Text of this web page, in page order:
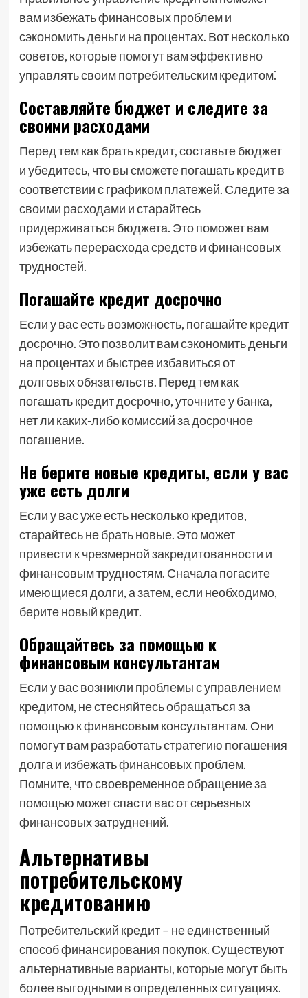
вам избежать финансовых проблем и
сэкономить деньги на процентах. Вот несколько
советов, которые помогут вам эффективно
управлять своим потребительским кредитом⁚
Составляйте бюджет и следите за
своими расходами
Перед тем как брать кредит, составьте бюджет
и убедитесь, что вы сможете погашать кредит в
соответствии с графиком платежей. Следите за
своими расходами и старайтесь
придерживаться бюджета. Это поможет вам
избежать перерасхода средств и финансовых
трудностей.
Погашайте кредит досрочно
Если у вас есть возможность, погашайте кредит
досрочно. Это позволит вам сэкономить деньги
на процентах и быстрее избавиться от
долговых обязательств. Перед тем как
погашать кредит досрочно, уточните у банка,
нет ли каких-либо комиссий за досрочное
погашение.
Не берите новые кредиты, если у вас
уже есть долги
Если у вас уже есть несколько кредитов,
старайтесь не брать новые. Это может
привести к чрезмерной закредитованности и
финансовым трудностям. Сначала погасите
имеющиеся долги, а затем, если необходимо,
берите новый кредит.
Обращайтесь за помощью к
финансовым консультантам
Если у вас возникли проблемы с управлением
кредитом, не стесняйтесь обращаться за
помощью к финансовым консультантам. Они
помогут вам разработать стратегию погашения
долга и избежать финансовых проблем.
Помните, что своевременное обращение за
помощью может спасти вас от серьезных
финансовых затруднений.
Альтернативы
потребительскому
кредитованию
Потребительский кредит – не единственный
способ финансирования покупок. Существуют
альтернативные варианты, которые могут быть
более выгодными в определенных ситуациях.